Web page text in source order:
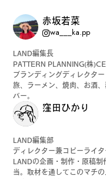
赤坂若菜
wa___ka.pp
LAND編集長
PATTERN PLANNING(株
ブランディングディレクター
旅、ラーメン、焼肉、お酒、
バー。
窪田ひかり
LAND編集部
ディレクター兼コピーライタ
LANDの企画・制作・原稿制
当。取材を通してこのマチの